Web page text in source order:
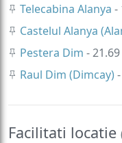
Telecabina Alanya -
Castelul Alanya
Pestera Dim -
Raul Dim (Dimcay)
Facilitati locatie